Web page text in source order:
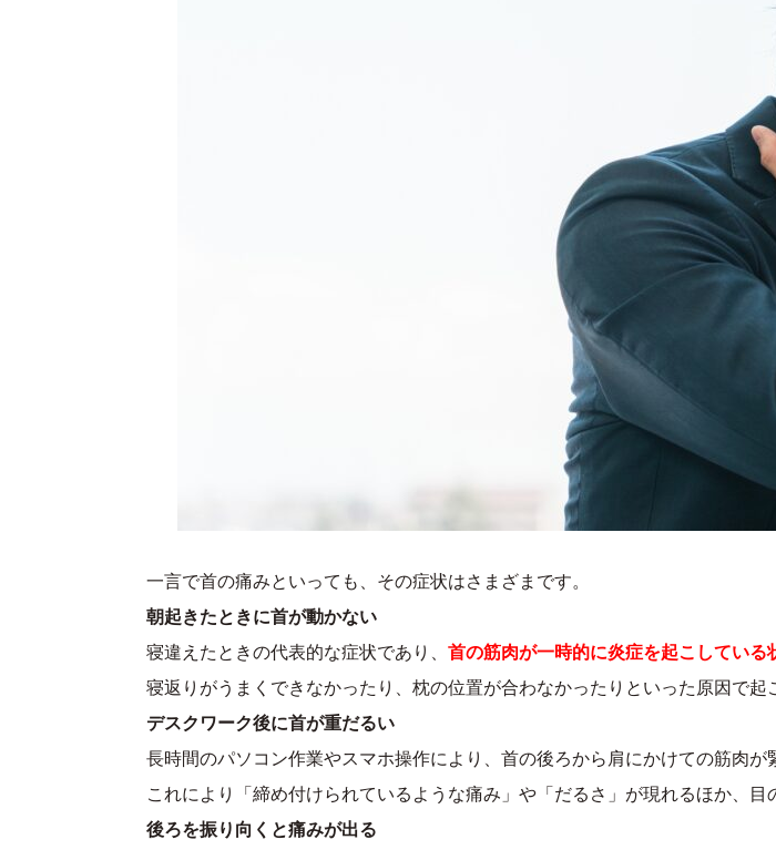
一言で首の痛みといっても、その症状はさまざまです。
朝起きたときに首が動かない
寝違えたときの代表的な症状であり、 首の筋肉が一時的に炎症を起こしている
寝返りがうまくできなかったり、枕の位置が合わなかったりといった原因で起
デスクワーク後に首が重だるい
長時間のパソコン作業やスマホ操作により、首の後ろから肩にかけての筋肉が
これにより「締め付けられているような痛み」や「だるさ」が現れるほか、目
後ろを振り向くと痛みが出る